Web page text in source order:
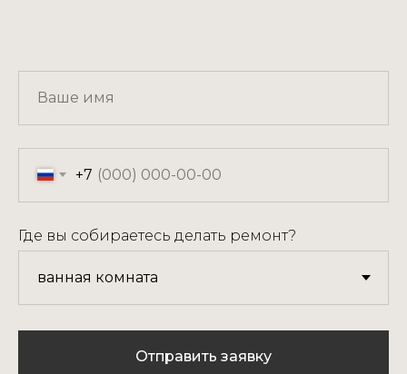
+7
Где вы собираетесь делать ремонт?
Отправить заявку